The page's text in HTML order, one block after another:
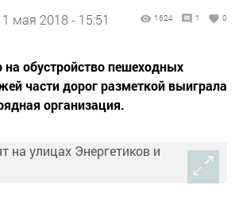
мая 2018 - 15:51 1624 1 0
на обустройство пешеходных
части дорог разметкой выиграла
организация.